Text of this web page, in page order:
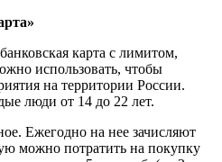
карта с лимитом,
использовать, чтобы
на территории России.
люди от 14 до 22 лет.
Ежегодно на нее зачисляют
можно потратить на покупку